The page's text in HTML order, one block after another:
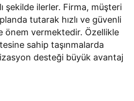
şekilde ilerler. Firma, müşteri
tutarak hızlı ve güvenli
önem vermektedir. Özellikle
sahip taşınmalarda
desteği büyük avantaj